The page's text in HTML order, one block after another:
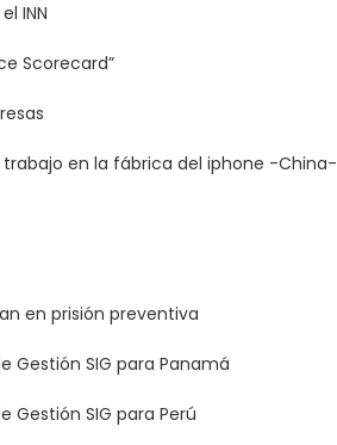
INN
Scorecard”
en la fábrica del iphone -China-
en prisión preventiva
Gestión SIG para Panamá
Gestión SIG para Perú